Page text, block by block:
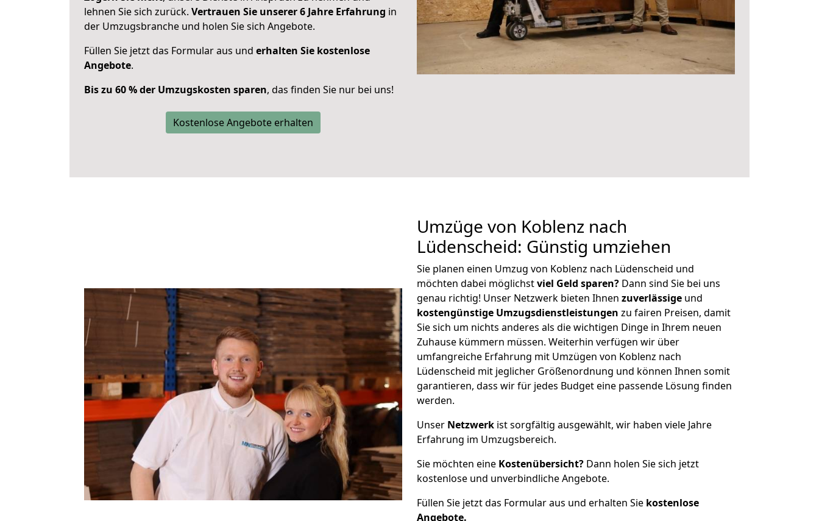
lehnen Sie sich zurück. Vertrauen Sie unserer 6 Jahre Erfahrung in
der Umzugsbranche und holen Sie sich Angebote.
Füllen Sie jetzt das Formular aus und erhalten Sie kostenlose
Angebote.
Bis zu 60 % der Umzugskosten sparen, das finden Sie nur bei uns!
Kostenlose Angebote erhalten
Umzüge von Koblenz nach
Lüdenscheid: Günstig umziehen
Sie planen einen Umzug von Koblenz nach Lüdenscheid und
möchten dabei möglichstviel Geld sparen? Dann sind Sie bei uns
genau richtig! Unser Netzwerk bieten Ihnen zuverlässige und
kostengünstige Umzugsdienstleistungen zu fairen Preisen, damit
Sie sich um nichts anderes als die wichtigen Dinge in Ihrem neuen
Zuhause kümmern müssen. Weiterhin verfügen wir über
umfangreiche Erfahrung mit Umzügen von Koblenz nach
Lüdenscheid mit jeglicher Größenordnung und können Ihnen somit
garantieren, dass wir für jedes Budget eine passende Lösung finden
werden.
Unser Netzwerk ist sorgfältig ausgewählt, wir haben viele Jahre
Erfahrung im Umzugsbereich.
Sie möchten eine Kostenübersicht? Dann holen Sie sich jetzt
kostenlose und unverbindliche Angebote.
Füllen Sie jetzt das Formular aus und erhalten Sie kostenlose
Angebote.